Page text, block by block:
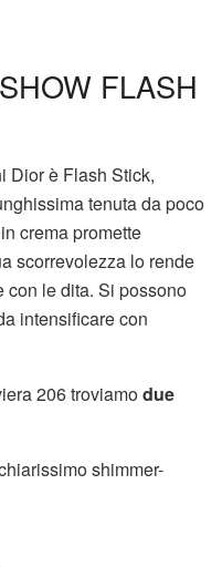
FLASH
Dior è Flash Stick,
tenuta da poco
crema promette
scorrevolezza lo rende
con le dita. Si possono
intensificare con
206 troviamodue
shimmer-